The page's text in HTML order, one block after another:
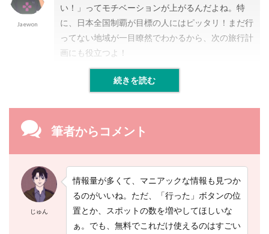
Jaewon
い！」ってモチベーションが上がるんだよね。特
に、日本全国制覇が目標の人にはピッタリ！まだ行
ってない地域が一目瞭然でわかるから、次の旅行計
画にも役立つよ！
続きを読む
筆者からコメント
じゅん
情報量が多くて、マニアックな情報も見つか
るのがいいね。ただ、「行った」ボタンの位
置とか、スポットの数を増やしてほしいな
ぁ。でも、無料でこれだけ使えるのはすごい